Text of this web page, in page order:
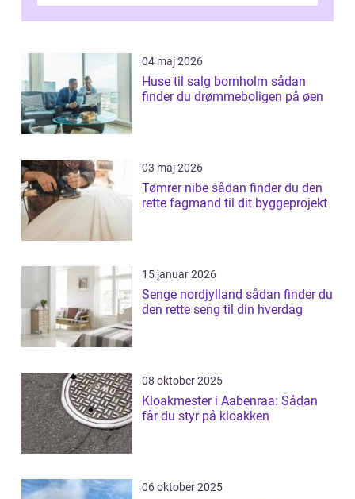
04 maj 2026
Huse til salg bornholm sådan
finder du drømmeboligen på øen
03 maj 2026
Tømrer nibe sådan finder du den
rette fagmand til dit byggeprojekt
15 januar 2026
Senge nordjylland sådan finder du
den rette seng til din hverdag
08 oktober 2025
Kloakmester i Aabenraa: Sådan
får du styr på kloakken
06 oktober 2025